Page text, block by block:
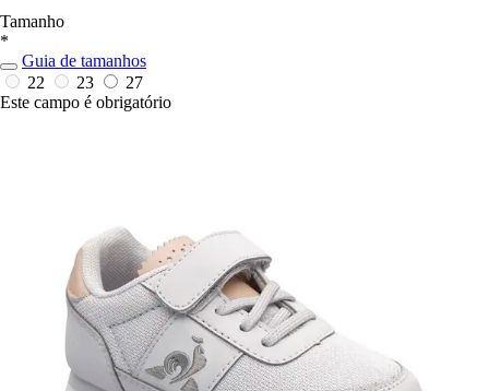
Tamanho
*
Guia de tamanhos
22
23
27
Este campo é obrigatório